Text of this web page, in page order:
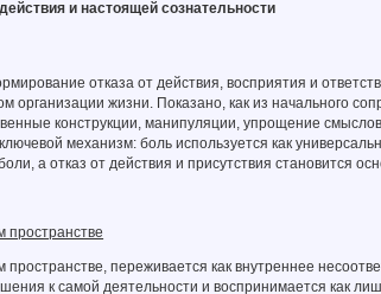
и настоящей сознательности
отказа от действия, восприятия и
организации жизни. Показано, как из начального
конструкции, манипуляции, упрощение
механизм: боль используется как
а отказ от действия и присутствия становится
пространстве
переживается как внутреннее
к самой деятельности и воспринимается как